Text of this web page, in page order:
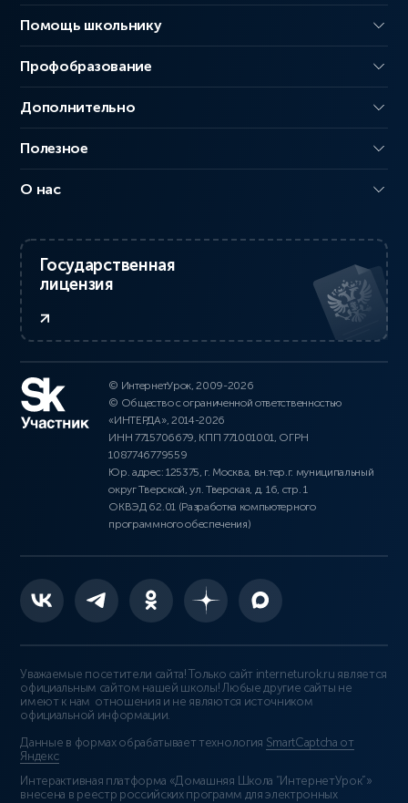
Помощь школьнику
Профобразование
Дополнительно
Полезное
О нас
Государственная
лицензия
© ИнтернетУрок, 2009-2026
© Общество с ограниченной ответственностью
«ИНТЕРДА», 2014-2026
ИНН 7715706679, КПП 771001001, ОГРН
1087746779559
Юр. адрес: 125375, г. Москва, вн.тер.г. муниципальный
округ Тверской, ул. Тверская, д. 16, стр. 1
ОКВЭД 62.01 (Разработка компьютерного
программного обеспечения)
Уважаемые посетители сайта! Только сайт interneturok.ru является
официальным сайтом нашей школы! Любые другие сайты не
имеют к нам отношения и не являются источником
официальной информации.
Данные в формах обрабатывает технология SmartCaptcha от
Яндекс
Интерактивная платформа «Домашняя Школа “ИнтернетУрок”»
внесена в реестр российских программ для электронных